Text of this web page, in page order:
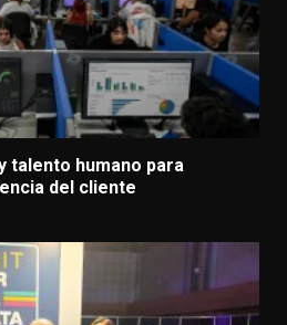
talento humano para
del cliente